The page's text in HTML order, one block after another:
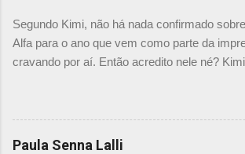
não será o companheiro de
2010. "Na verdade, nós
de Piquet", admitiu Audetto.
dois brasileiros”, explicou,
não tem nada contra o filho
Nelson Piquet. “Ele é um
Segundo Kimi, não há nada confirmado
Alfa para o ano que vem como parte da
cravando por aí. Então acredito nele né?
truth but I’ve never had an option in my
should, pretty much, tell you that it’s not
#AlfaRomeoRacing pic.twitter.com/
Paula Senna Lalli